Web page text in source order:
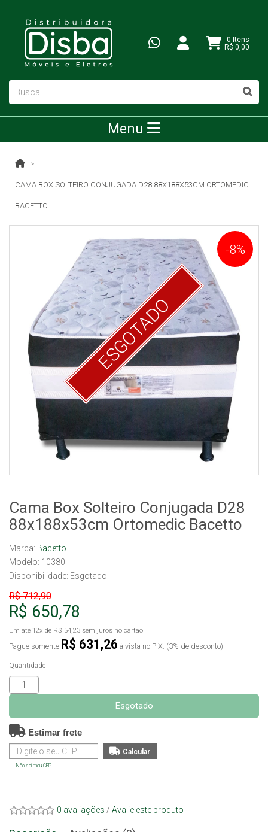
0 Itens
R$ 0,00
Menu
CAMA BOX SOLTEIRO CONJUGADA D28 88X188X53CM ORTOMEDIC
BACETTO
ESGOTADO
-8%
Cama Box Solteiro Conjugada D28
88x188x53cm Ortomedic Bacetto
Marca: Bacetto
Modelo: 10380
Disponibilidade: Esgotado
R$ 712,90
R$ 650,78
Em até 12x de R$ 54,23 sem juros no cartão
Pague somente R$ 631,26 à vista no PIX. (3% de desconto)
Quantidade
Esgotado
Estimar frete
Não sei meu CEP
0 avaliações / Avalie este produto